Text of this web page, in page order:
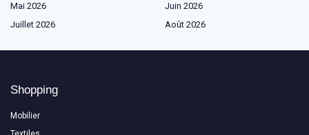
Mai 2026
Juin 2026
Juillet 2026
Août 2026
Shopping
Mobilier